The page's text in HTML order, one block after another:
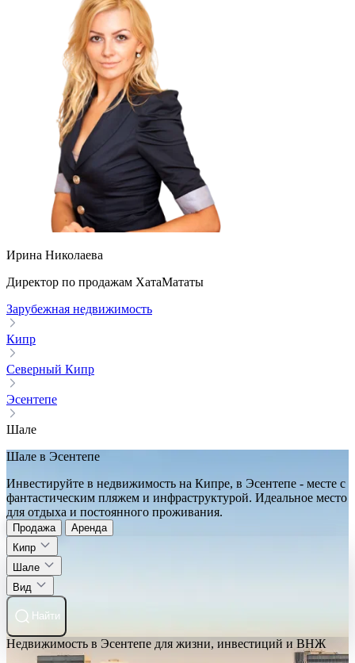
Ирина Николаева
Директор по продажам ХатаМататы
Зарубежная недвижимость
Кипр
Северный Кипр
Эсентепе
Шале
Шале в Эсентепе
Инвестируйте в недвижимость на Кипре, в Эсентепе - месте с
фантастическим пляжем и инфраструктурой. Идеальное место
для отдыха и постоянного проживания.
Продажа
Аренда
Кипр
Шале
Вид
Найти
Недвижимость в Эсентепе для жизни, инвестиций и ВНЖ